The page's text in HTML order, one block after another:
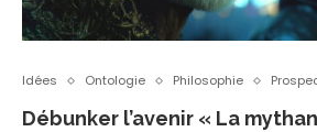
Idées Ontologie Philosophie
Débunker l’avenir « La